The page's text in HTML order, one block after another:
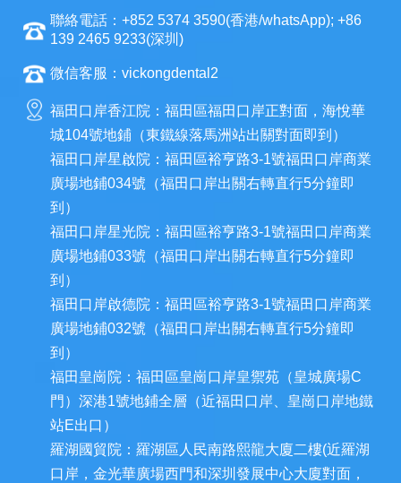
聯絡電話：+852 5374 3590(香港/whatsApp); +86
139 2465 9233(深圳)
微信客服：vickongdental2
福田口岸香江院：福田區福田口岸正對面，海悅華
城104號地鋪（東鐵線落馬洲站出關對面即到）
福田口岸星啟院：福田區裕亨路3-1號福田口岸商業
廣場地鋪034號（福田口岸出關右轉直行5分鐘即
到）
福田口岸星光院：福田區裕亨路3-1號福田口岸商業
廣場地鋪033號（福田口岸出關右轉直行5分鐘即
到）
福田口岸啟德院：福田區裕亨路3-1號福田口岸商業
廣場地鋪032號（福田口岸出關右轉直行5分鐘即
到）
福田皇崗院：福田區皇崗口岸皇禦苑（皇城廣場C
門）深港1號地鋪全層（近福田口岸、皇崗口岸地鐵
站E出口）
羅湖國貿院：羅湖區人民南路熙龍大廈二樓(近羅湖
口岸，金光華廣場西門和深圳發展中心大廈對面，